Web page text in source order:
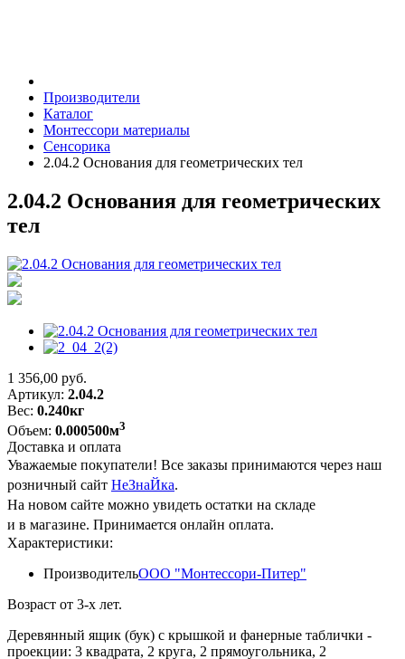
Производители
Каталог
Монтессори материалы
Сенсорика
2.04.2 Основания для геометрических тел
2.04.2 Основания для геометрических
тел
1 356,00 руб.
Артикул: 2.04.2
Вес: 0.240кг
Объем: 0.000500м3
Доставка и оплата
Уважаемые покупатели! Все заказы принимаются через наш
розничный сайт НеЗнаЙка.
На новом сайте можно увидеть остатки на складе
и в магазине. Принимается онлайн оплата.
Характеристики:
ПроизводительООО "Монтессори-Питер"
Возраст от 3-х лет.
Деревянный ящик (бук) с крышкой и фанерные таблички -
проекции: 3 квадрата, 2 круга, 2 прямоугольника, 2